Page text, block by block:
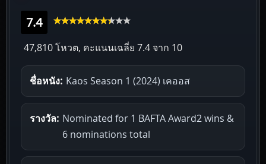
7.4
47,810 โหวต, คะแนนเฉลี่ย 7.4 จาก 10
ชื่อหนัง: Kaos Season 1 (2024) เคออส
รางวัล: Nominated for 1 BAFTA Award2 wins &
6 nominations total